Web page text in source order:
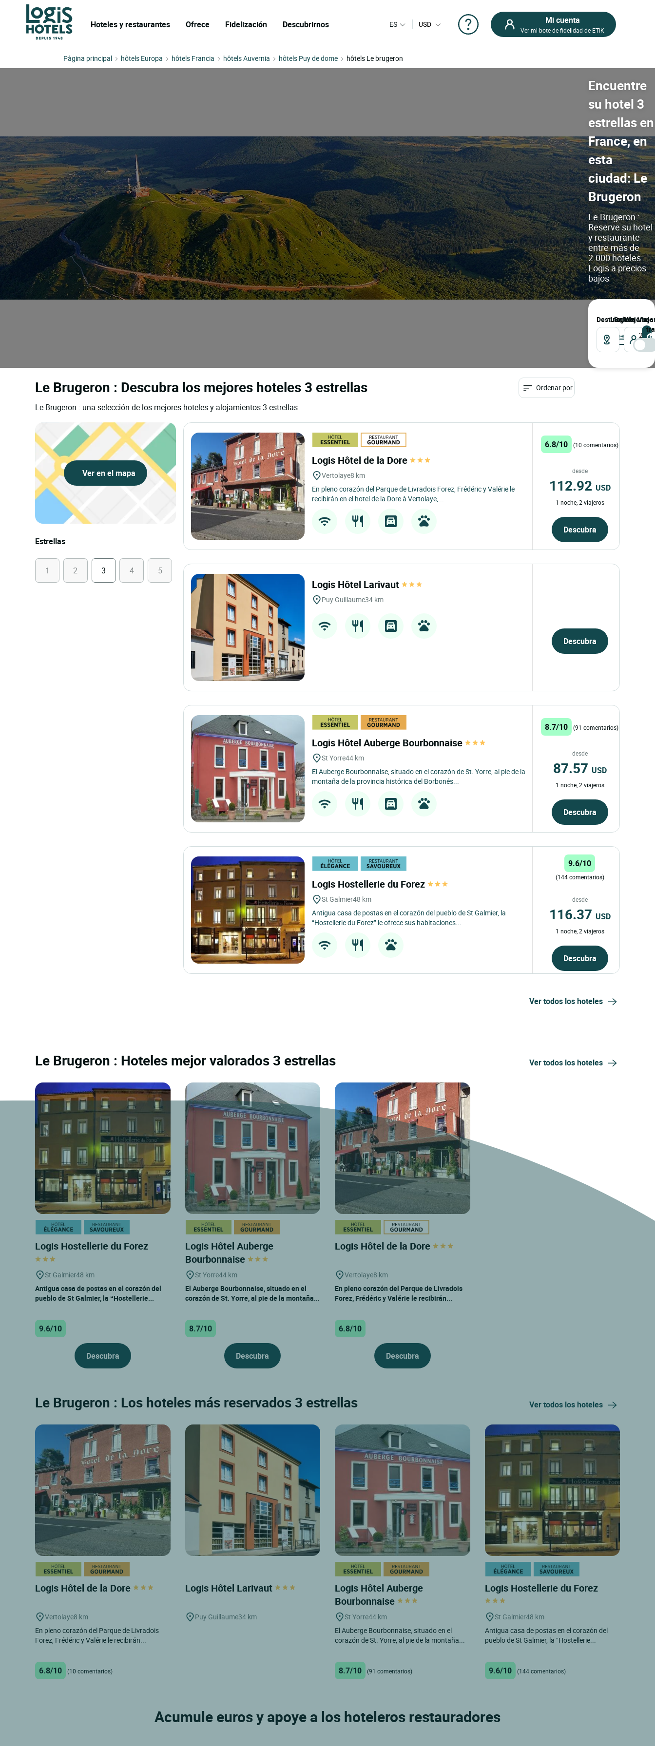
Hoteles y restaurantes Ofrece Fidelización Descubrirnos ES USD Mi cuenta
Ver mi bote de fidelidad de ETIK
Pàgina principal hôtels Europa hôtels Francia hôtels Auvernia hôtels Puy de dome hôtels Le brugeron
Encuentre
su hotel 3
estrellas en
France, en
esta
ciudad: Le
Brugeron
Le Brugeron :
Reserve su hotel
y restaurante
entre más de
2.000 hoteles
Logis a precios
bajos
Destinollegada
salida
Viajeros
2
Le Brugeron : Descubra los mejores hoteles 3 estrellas
Le Brugeron : una selección de los mejores hoteles y alojamientos 3 estrellas
Ordenar por
Ver en el mapa
Estrellas
1 2 3 4 5
Logis Hôtel de la Dore
Vertolaye8 km
En pleno corazón del Parque de Livradois Forez, Frédéric y Valérie le
recibirán en el hotel de la Dore à Vertolaye,...
6.8/10 (10 comentarios)
desde
112.92 USD
1 noche, 2 viajeros
Descubra
Logis Hôtel Larivaut
Puy Guillaume34 km
Descubra
Logis Hôtel Auberge Bourbonnaise
St Yorre44 km
El Auberge Bourbonnaise, situado en el corazón de St. Yorre, al pie de la
montaña de la provincia histórica del Borbonés...
8.7/10 (91 comentarios)
desde
87.57 USD
1 noche, 2 viajeros
Descubra
Logis Hostellerie du Forez
St Galmier48 km
Antigua casa de postas en el corazón del pueblo de St Galmier, la
“Hostellerie du Forez” le ofrece sus habitaciones...
9.6/10
(144 comentarios)
desde
116.37 USD
1 noche, 2 viajeros
Descubra
Ver todos los hoteles
Le Brugeron : Hoteles mejor valorados 3 estrellas Ver todos los hoteles
Logis Hostellerie du Forez
St Galmier48 km
Antigua casa de postas en el corazón del
pueblo de St Galmier, la “Hostellerie...
9.6/10
Descubra
Logis Hôtel Auberge
Bourbonnaise
St Yorre44 km
El Auberge Bourbonnaise, situado en el
corazón de St. Yorre, al pie de la montaña...
8.7/10
Descubra
Logis Hôtel de la Dore
Vertolaye8 km
En pleno corazón del Parque de Livradois
Forez, Frédéric y Valérie le recibirán...
6.8/10
Descubra
Le Brugeron : Los hoteles más reservados 3 estrellas Ver todos los hoteles
Logis Hôtel de la Dore
Vertolaye8 km
En pleno corazón del Parque de Livradois
Forez, Frédéric y Valérie le recibirán...
6.8/10 (10 comentarios)
Logis Hôtel Larivaut
Puy Guillaume34 km
Logis Hôtel Auberge
Bourbonnaise
St Yorre44 km
El Auberge Bourbonnaise, situado en el
corazón de St. Yorre, al pie de la montaña...
8.7/10 (91 comentarios)
Logis Hostellerie du Forez
St Galmier48 km
Antigua casa de postas en el corazón del
pueblo de St Galmier, la “Hostellerie...
9.6/10 (144 comentarios)
Acumule euros y apoye a los hoteleros restauradores